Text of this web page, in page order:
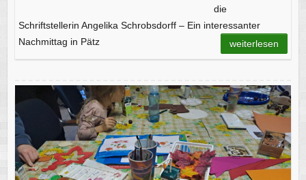
die
Schriftstellerin Angelika Schrobsdorff – Ein interessanter
Nachmittag in Pätz
weiterlesen
Kleine Künstler im Schrobsdorff-Haus